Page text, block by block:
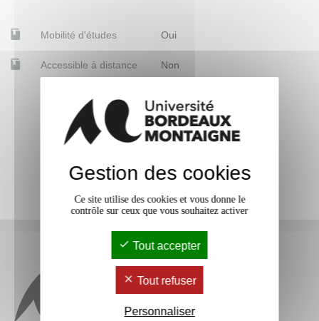
Mobilité d'études Oui
Accessible à distance Non
Gestion des cookies
Ce site utilise des cookies et vous donne le
contrôle sur ceux que vous souhaitez activer
Tout accepter
Tout refuser
Personnaliser